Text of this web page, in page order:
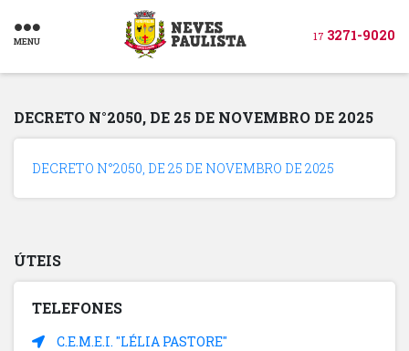
MENU 17 3271-9020
DECRETO N°2050, DE 25 DE NOVEMBRO DE 2025
DECRETO N°2050, DE 25 DE NOVEMBRO DE 2025
ÚTEIS
TELEFONES
C.E.M.E.I. "LÉLIA PASTORE"